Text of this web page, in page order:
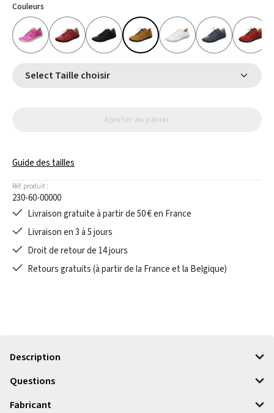
Couleurs
Select Taille choisir
Ajouter au panier
Guide des tailles
Réf. produit :
230-60-00000
Livraison gratuite à partir de 50 € en France
Livraison en 3 à 5 jours
Droit de retour de 14 jours
Retours gratuits (à partir de la France et la Belgique)
Description
Questions
Fabricant